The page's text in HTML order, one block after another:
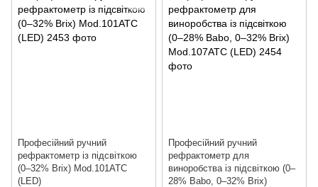
Професійний ручний
рефрактометр із підсвіткою
(0–32% Brix) Mod.101ATC
(LED)
Професійний ручний
рефрактометр для
виноробства із підсвіткою (0–
28% Babo, 0–32% Brix)